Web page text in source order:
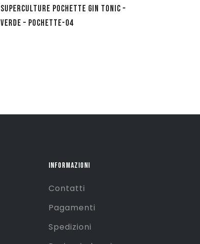
SUPERCULTURE POCHETTE GIN TONIC –
VERDE – POCHETTE-04
INFORMAZIONI
Contatti
Pagamenti
Spedizioni